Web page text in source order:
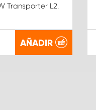
Transporter L2.
AÑADIR